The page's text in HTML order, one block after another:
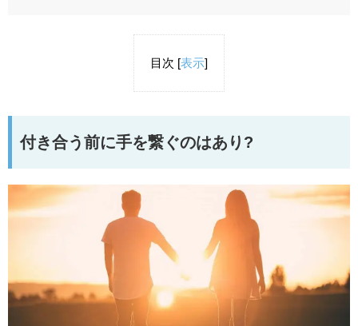
目次 [表示]
付き合う前に手を繋ぐのはあり?